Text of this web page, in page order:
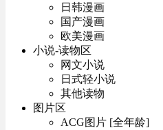
日韩漫画
国产漫画
欧美漫画
小说-读物区
网文小说
日式轻小说
其他读物
图片区
ACG图片 [全年龄]